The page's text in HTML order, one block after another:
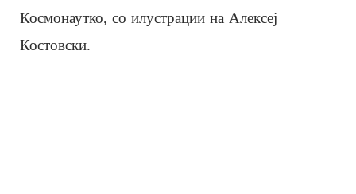
Космонаутко, со илустрации на Алексеј
Костовски.